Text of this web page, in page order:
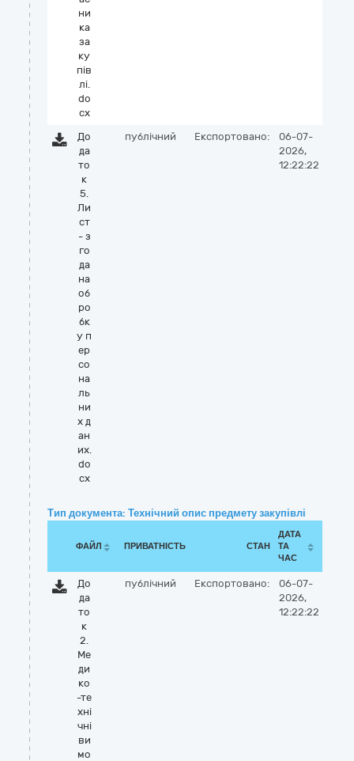
ни
ка
за
ку
пів
лі.
do
cx
До
да
то
к
5.
Ли
ст
- з
го
да
на
об
ро
бк
у п
ер
со
на
ль
ни
х д
ан
их.
do
cx
публічний Експортовано:
06-07-
2026,
12:22:22
Тип документа: Технічний опис предмету закупівлі
ФАЙЛ ПРИВАТНІСТЬ СТАН
ДАТА
ТА
ЧАС
До
да
то
к
2.
Ме
ди
ко
-те
хні
чні
ви
мо
публічний Експортовано:
06-07-
2026,
12:22:22